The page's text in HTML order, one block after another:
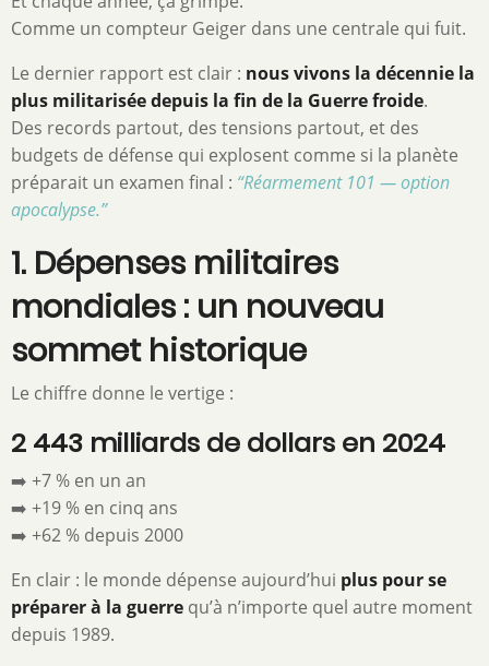
Comme un compteur Geiger dans une centrale qui fuit.
Le dernier rapport est clair : nous vivons la décennie la
plus militarisée depuis la fin de la Guerre froide.
Des records partout, des tensions partout, et des
budgets de défense qui explosent comme si la planète
préparait un examen final : “Réarmement 101 — option
apocalypse.”
1. Dépenses militaires
mondiales : un nouveau
sommet historique
Le chiffre donne le vertige :
2 443 milliards de dollars en 2024
➡️ +7 % en un an
➡️ +19 % en cinq ans
➡️ +62 % depuis 2000
En clair : le monde dépense aujourd’hui plus pour se
préparer à la guerre qu’à n’importe quel autre moment
depuis 1989.